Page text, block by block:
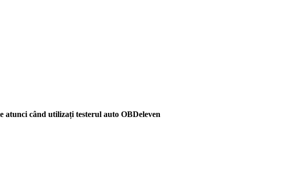
atunci când utilizați testerul auto OBDeleven